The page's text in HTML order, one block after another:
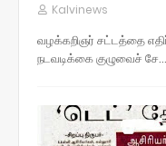
Kalvinews
வழக்கறிஞர் சட்டத்தை
நடவடிக்கை குழுவைச் சே…